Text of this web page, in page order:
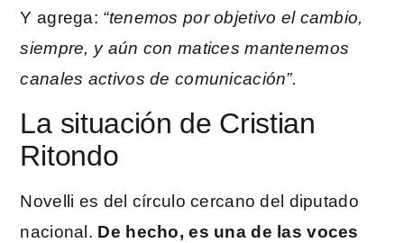
Y agrega: “tenemos por objetivo el cambio,
siempre, y aún con matices mantenemos
canales activos de comunicación”.
La situación de Cristian
Ritondo
Novelli es del círculo cercano del diputado
nacional. De hecho, es una de las voces